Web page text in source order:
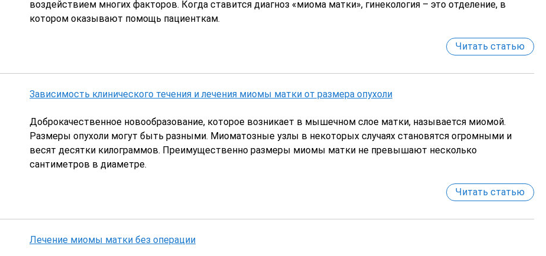
воздействием многих факторов. Когда ставится диагноз «миома матки», гинекология – это отделение, в
котором оказывают помощь пациенткам.
Читать статью
Зависимость клинического течения и лечения миомы матки от размера опухоли
Доброкачественное новообразование, которое возникает в мышечном слое матки, называется миомой.
Размеры опухоли могут быть разными. Миоматозные узлы в некоторых случаях становятся огромными и
весят десятки килограммов. Преимущественно размеры миомы матки не превышают несколько
сантиметров в диаметре.
Читать статью
Лечение миомы матки без операции